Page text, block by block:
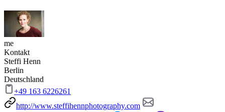
me
Kontakt
Steffi Henn
Berlin
Deutschland
+49 163 6226261
http://www.steffihennphotography.com